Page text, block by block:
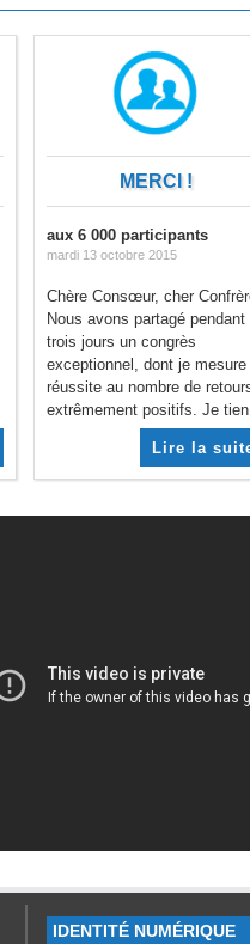
MERCI !
aux 6 000 participants
mardi 13 octobre 2015
Chère Consœur, cher
Nous avons partagé pendant
trois jours un congrès
exceptionnel, dont je mesure
réussite au nombre de
extrêmement positifs. Je
Lire la
IDENTITÉ NUMÉRIQUE